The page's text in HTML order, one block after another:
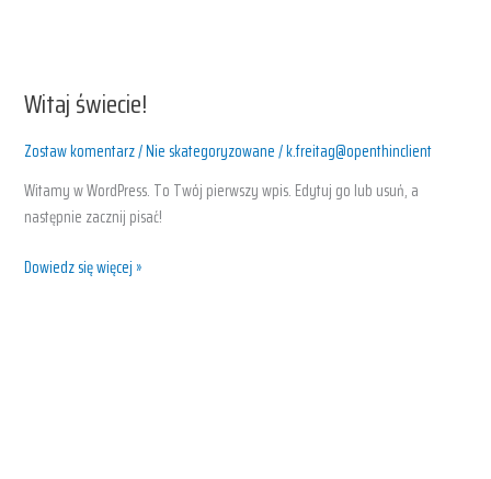
Witaj świecie!
Zostaw komentarz/Nie skategoryzowane/k.freitag@openthinclient
Witamy w WordPress. To Twój pierwszy wpis. Edytuj go lub usuń, a
następnie zacznij pisać!
Witaj
świecie!
Dowiedz się więcej »